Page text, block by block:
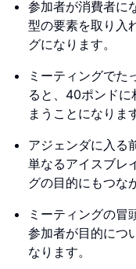
参加者が消費者に
型の要素を取り入
グになります。
ミーティングでた
ると、40ポンドに
まうことになりま
アジェンダに入る
単なるアイスブレ
グの目的にもつな
ミーティングの冒
参加者が目的につ
なります。